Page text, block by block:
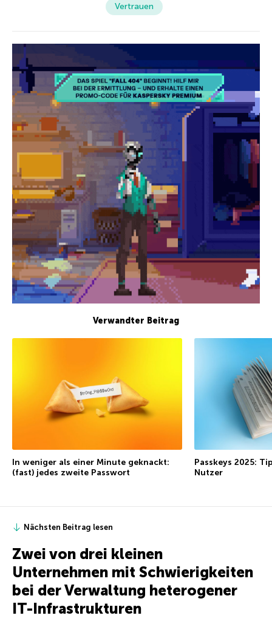
Vertrauen
Verwandter Beitrag
In weniger als einer Minute geknackt:
(fast) jedes zweite Passwort
Passkeys 2025:
Nutzer
Nächsten Beitrag lesen
Zwei von drei kleinen
Unternehmen mit Schwierigkeiten
bei der Verwaltung heterogener
IT-Infrastrukturen